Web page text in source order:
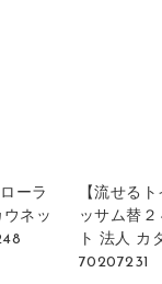
ーラ
ネッ
【流せる
ッサム替
ト 法人 カ
70207231